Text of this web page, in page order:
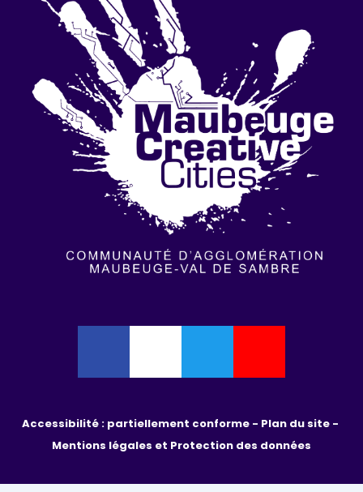
Accessibilité : partiellement conforme -
Mentions légales et Protection des données